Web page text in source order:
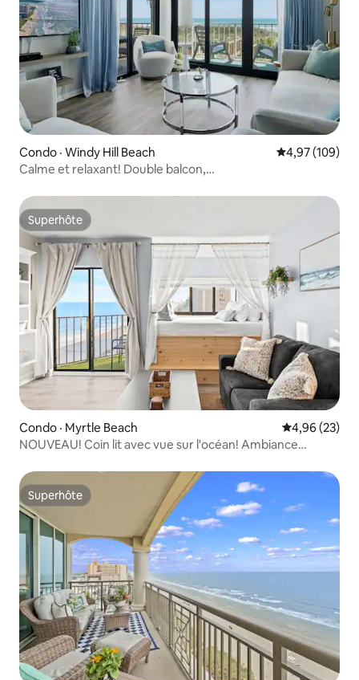
Condo · Windy Hill Beach Note
4,97 (109)
Calme et relaxant! Double balcon,
Superhôte
Superhôte
Condo · Myrtle Beach Note
4,96 (23)
NOUVEAU! Coin lit avec vue sur l'océan! Ambiance
Superhôte
Superhôte